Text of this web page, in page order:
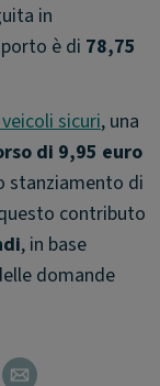
in
è di 78,75
sicuri, una
di 9,95 euro
stanziamento di
contributo
, in base
domande